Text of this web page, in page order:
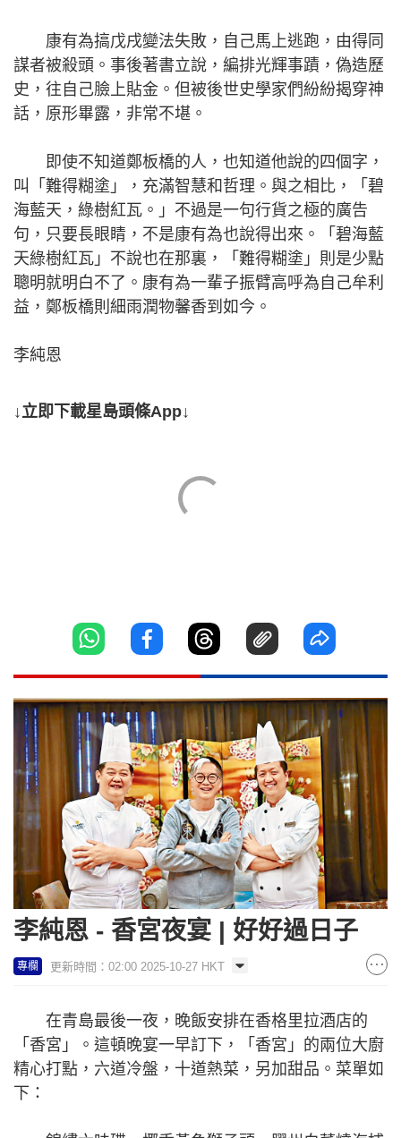
康有為搞戊戌變法失敗，自己馬上逃跑，由得同
謀者被殺頭。事後著書立說，編排光輝事蹟，偽造歷
史，往自己臉上貼金。但被後世史學家們紛紛揭穿神
話，原形畢露，非常不堪。
即使不知道鄭板橋的人，也知道他說的四個字，
叫「難得糊塗」，充滿智慧和哲理。與之相比，「碧
海藍天，綠樹紅瓦。」不過是一句行貨之極的廣告
句，只要長眼睛，不是康有為也說得出來。「碧海藍
天綠樹紅瓦」不說也在那裏，「難得糊塗」則是少點
聰明就明白不了。康有為一輩子振臂高呼為自己牟利
益，鄭板橋則細雨潤物馨香到如今。
李純恩
↓立即下載星島頭條App↓
李純恩 - 香宮夜宴 | 好好過日子
專欄 更新時間：02:00 2025-10-27 HKT
在青島最後一夜，晚飯安排在香格里拉酒店的
「香宮」。這頓晚宴一早訂下，「香宮」的兩位大廚
精心打點，六道冷盤，十道熱菜，另加甜品。菜單如
下：